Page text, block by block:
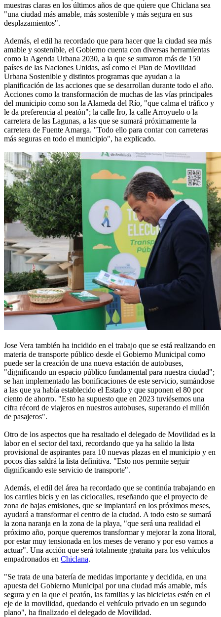
muestras claras en los últimos años de que quiere que Chiclana sea
"una ciudad más amable, más sostenible y más segura en sus
desplazamientos".
Además, el edil ha recordado que para hacer que la ciudad sea más
amable y sostenible, el Gobierno cuenta con diversas herramientas
como la Agenda Urbana 2030, a la que se sumaron más de 150
países de las Naciones Unidas, así como el Plan de Movilidad
Urbana Sostenible y distintos programas que ayudan a la
planificación de las acciones que se desarrollan durante todo el año.
Acciones como la transformación de muchas de las vías principales
del municipio como son la Alameda del Río, "que calma el tráfico y
le da preferencia al peatón"; la calle Iro, la calle Arroyuelo o la
carretera de las Lagunas, a las que se sumará próximamente la
carretera de Fuente Amarga. "Todo ello para contar con carreteras
más seguras en todo el municipio", ha explicado.
Jose Vera también ha incidido en el trabajo que se está realizando en
materia de transporte público desde el Gobierno Municipal como
puede ser la creación de una nueva estación de autobuses,
"dignificando un espacio público fundamental para nuestra ciudad";
se han implementado las bonificaciones de este servicio, sumándose
a las que ya había establecido el Estado y que suponen el 80 por
ciento de ahorro. "Esto ha supuesto que en 2023 tuviésemos una
cifra récord de viajeros en nuestros autobuses, superando el millón
de pasajeros".
Otro de los aspectos que ha resaltado el delegado de Movilidad es la
labor en el sector del taxi, recordando que ya ha salido la lista
provisional de aspirantes para 10 nuevas plazas en el municipio y en
pocos días saldrá la lista definitiva. "Esto nos permite seguir
dignificando este servicio de transporte".
Además, el edil del área ha recordado que se continúa trabajando en
los carriles bicis y en las ciclocalles, reseñando que el proyecto de
zona de bajas emisiones, que se implantará en los próximos meses,
ayudará a transformar el centro de la ciudad. A todo esto se sumará
la zona naranja en la zona de la playa, "que será una realidad el
próximo año, porque queremos transformar y mejorar la zona litoral,
por estar muy tensionada en los meses de verano y por eso vamos a
actuar". Una acción que será totalmente gratuita para los vehículos
empadronados en Chiclana.
"Se trata de una batería de medidas importante y decidida, en una
apuesta del Gobierno Municipal por una ciudad más amable, más
segura y en la que el peatón, las familias y las bicicletas estén en el
eje de la movilidad, quedando el vehículo privado en un segundo
plano", ha finalizado el delegado de Movilidad.